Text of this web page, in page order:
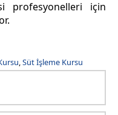
profesyonelleri için
,Süt İşleme Kursu